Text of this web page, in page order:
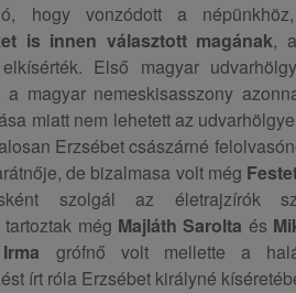
hogy vonzódott a
is innen választott magának,
Első magyar
a magyar nemeskisasszony
miatt nem lehetett az
Erzsébet császárné
de bizalmasa volt még
szolgál az életrajzírók
még Majláth Sarolta és
grófnő volt mellette a
írt róla Erzsébet királyné